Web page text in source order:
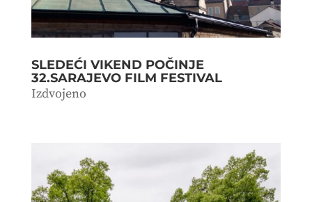
SLEDEĆI VIKEND POČINJE
32.SARAJEVO FILM FESTIVAL
Izdvojeno